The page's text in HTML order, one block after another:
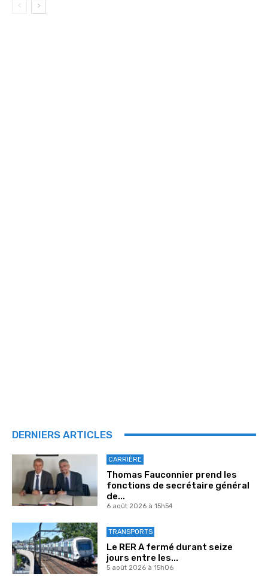
DERNIERS ARTICLES
CARRIÈRE
Thomas Fauconnier prend les
fonctions de secrétaire général
de...
6 août 2026 à 15h54
TRANSPORTS
Le RER A fermé durant seize
jours entre les...
5 août 2026 à 15h06